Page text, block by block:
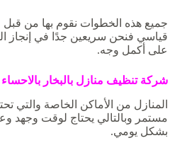
جميع هذه الخطوات نقوم بها من
قياسي فنحن سريعين جدًا في إنجاز
على أكمل وجه.
شركة تنظيف منازل بالبخار بالاحساء
المنازل من الأماكن الخاصة والتي
مستمر وبالتالي يحتاج لوقت وجهد
بشكل يومي.